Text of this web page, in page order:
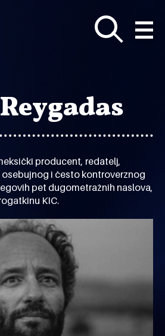
producent, redatelj,
i često kontroverznog
pet dugometražnih naslova,
KIC.